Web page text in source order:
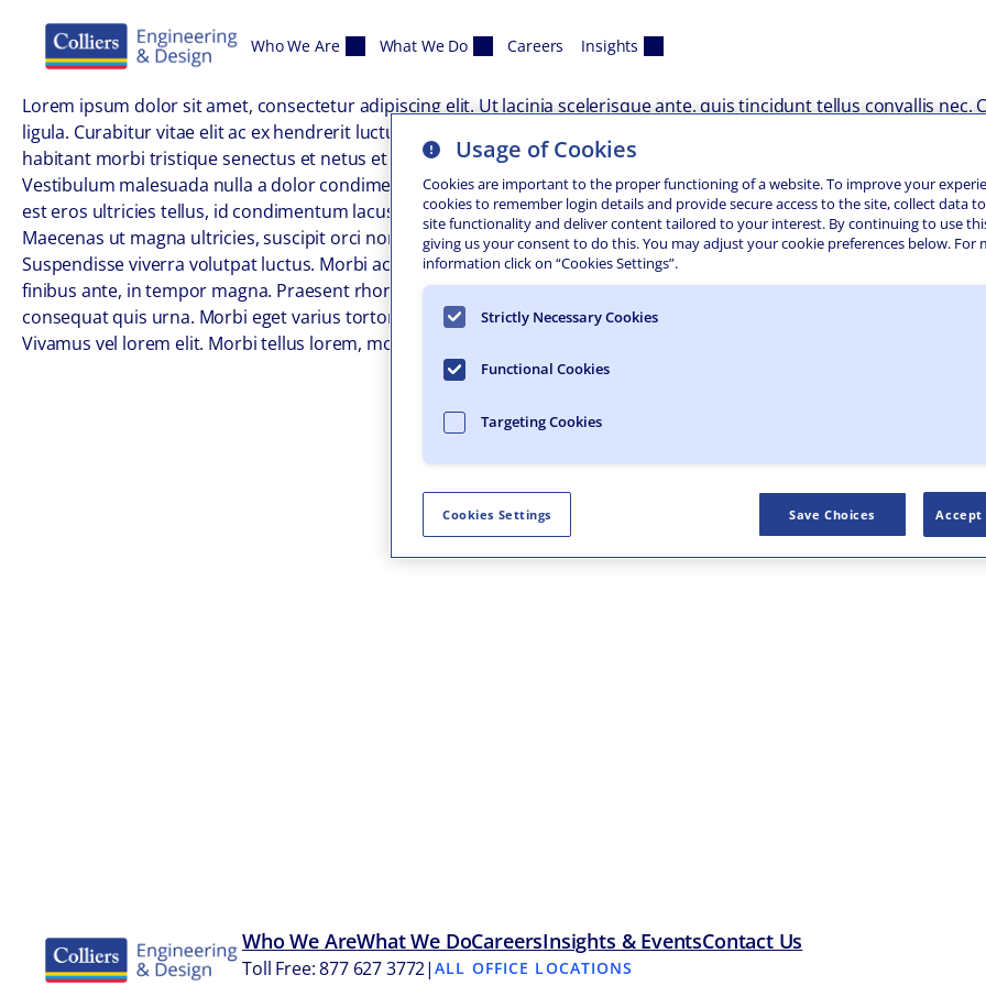
Who We Are What We Do Careers Insights
Lorem ipsum dolor sit amet, consectetur adipiscing elit. Ut lacinia scelerisque ante, quis tincidunt tellus convallis nec.
ligula. Curabitur vitae elit ac ex hendrerit luctus. Etiam nec interdum sem, quis lobortis neque. Proin leo mi,
habitant morbi tristique senectus et netus et malesuada fames ac turpis egestas. Donec facilisis dapibus suscipit.
Vestibulum malesuada nulla a dolor condimentum, eget egestas sem vulputate. In id eros sed erat faucibus
est eros ultricies tellus, id condimentum lacus mi ac metus. Nulla egestas lacus a velit maximus interdum. Praesent
Maecenas ut magna ultricies, suscipit orci non, dictum justo. Cras ligula risus, consectetur non commodo nec, dapibus
Suspendisse viverra volutpat luctus. Morbi ac ornare orci, eget dapibus odio. Quisque vel lectus sit amet ante
finibus ante, in tempor magna. Praesent rhoncus feugiat semper. Cras nec justo tortor. Integer lacinia ex nec finibus
consequat quis urna. Morbi eget varius tortor, in aliquam ligula. Fusce enim arcu, porttitor in fermentum sed,
Vivamus vel lorem elit. Morbi tellus lorem, molestie fermentum elementum ac, vulputate in est. Cras felis ante,
Who We AreWhat We DoCareersInsights & EventsContact Us
Toll Free: 877 627 3772|ALL OFFICE LOCATIONS
Usage of Cookies
Cookies are important to the proper functioning of a website. To improve your
cookies to remember login details and provide secure access to the site, collect data
site functionality and deliver content tailored to your interest. By continuing to use
giving us your consent to do this. You may adjust your cookie preferences below. For
information click on “Cookies Settings”.
Strictly Necessary Cookies
Functional Cookies
Targeting Cookies
Cookies Settings Save Choices Accept